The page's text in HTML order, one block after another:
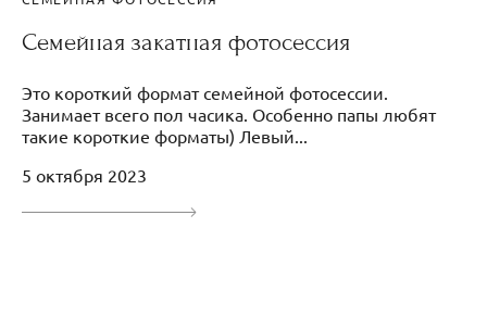
Семейная закатная фотосессия
Это короткий формат семейной фотосессии.
Занимает всего пол часика. Особенно папы любят
такие короткие форматы) Левый...
5 октября 2023